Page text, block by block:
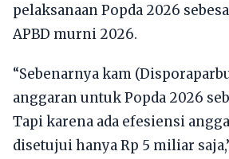
pelaksanaan Popda 2026
APBD murni 2026.
“Sebenarnya kam
anggaran untuk Popda 2026
Tapi karena ada efesiensi
disetujui hanya Rp 5 miliar